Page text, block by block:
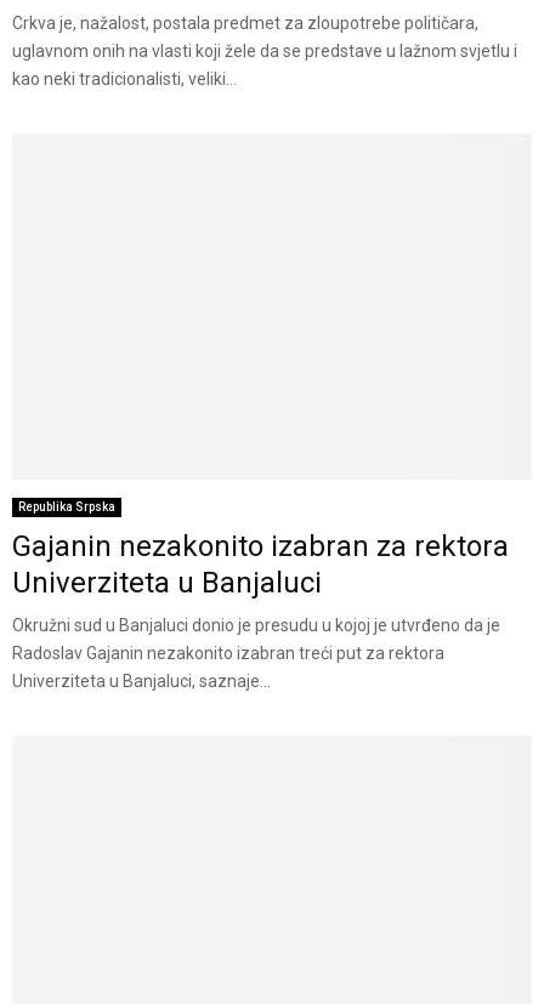
Crkva je, nažalost, postala predmet za zloupotrebe političara,
uglavnom onih na vlasti koji žele da se predstave u lažnom svjetlu i
kao neki tradicionalisti, veliki...
Republika Srpska
Gajanin nezakonito izabran za rektora
Univerziteta u Banjaluci
Okružni sud u Banjaluci donio je presudu u kojoj je utvrđeno da je
Radoslav Gajanin nezakonito izabran treći put za rektora
Univerziteta u Banjaluci, saznaje...